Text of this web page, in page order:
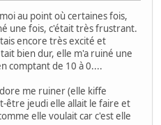
au point où certaines fois,
une fois, c'était très frustrant.
encore très excité et
bien dur, elle m'a ruiné une
comptant de 10 à 0....
me ruiner (elle kiffe
être jeudi elle allait le faire et
elle voulait car c'est elle